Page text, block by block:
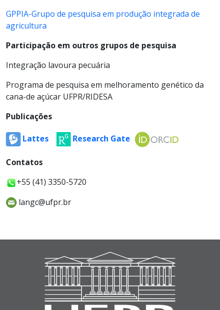
GPPIA-Grupo de pesquisa em produção integrada de
agricultura
Participação em outros grupos de pesquisa
Integração lavoura pecuária
Programa de pesquisa em melhoramento genético da
cana-de açúcar UFPR/RIDESA
Publicações
Lattes Research Gate
Contatos
+55 (41) 3350-5720
langc@ufpr.br